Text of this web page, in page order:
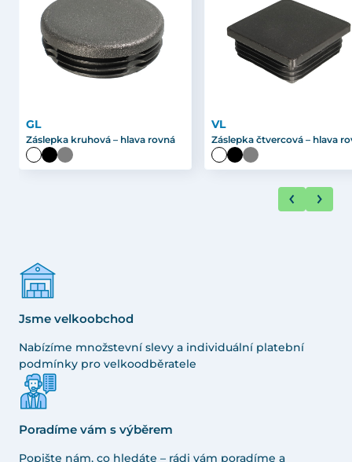
GL
Záslepka kruhová – hlava rovná
VL
Záslepka čtvercová – hlava
Jsme velkoobchod
Nabízíme množstevní slevy a individuální platební
podmínky pro velkoodběratele
Poradíme vám s výběrem
Popište nám, co hledáte – rádi vám poradíme a